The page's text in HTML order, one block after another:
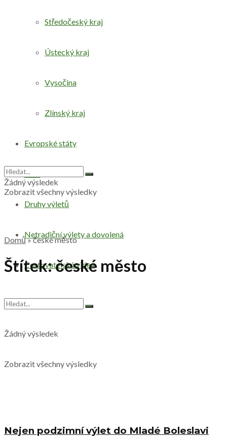
Středočeský kraj
Ústecký kraj
Vysočina
Zlínský kraj
Evropské státy
Svět
Druhy výletů
Netradiční výlety a dovolená
Cestovatelská videa
Žádný výsledek
Zobrazit všechny výsledky
Žádný výsledek
Zobrazit všechny výsledky
Domů»české město
Štítek:české město
Nejen podzimní výlet do Mladé Boleslavi